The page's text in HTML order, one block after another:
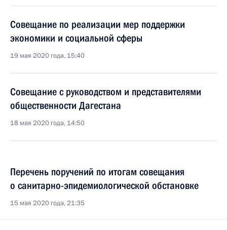
Совещание по реализации мер поддержки
экономики и социальной сферы
19 мая 2020 года, 15:40
Совещание с руководством и представителями
общественности Дагестана
18 мая 2020 года, 14:50
Перечень поручений по итогам совещания
о санитарно-эпидемиологической обстановке
15 мая 2020 года, 21:35